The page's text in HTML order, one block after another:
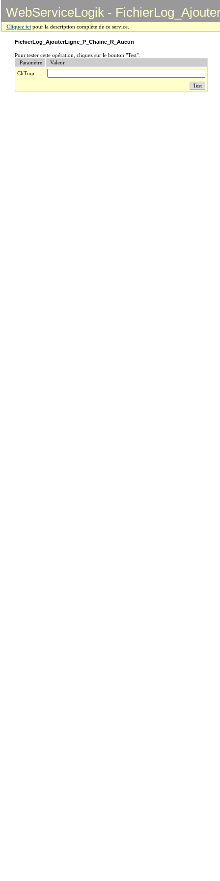
WebServiceLogik -
Cliquez ici pour la description complète de ce service.
FichierLog_AjouterLigne_P_Chaine_R_Aucun
Pour tester cette opération, cliquez sur le bouton "Test".
Paramètre
Valeur
ChTmp: